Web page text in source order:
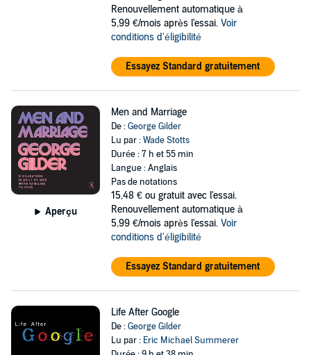
Renouvellement automatique à
5,99 €/mois après l'essai. Voir
conditions d'éligibilité
Essayez Standard gratuitement
Aperçu
Men and Marriage
De :George Gilder
Lu par :Wade Stotts
Durée : 7 h et 55 min
Langue : Anglais
Pas de notations
15,48 € ou gratuit avec l'essai.
Renouvellement automatique à
5,99 €/mois après l'essai. Voir
conditions d'éligibilité
Essayez Standard gratuitement
Life After Google
De :George Gilder
Lu par : Eric Michael Summerer